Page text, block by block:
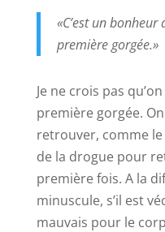
«C’est un
première gorgée.»
Je ne crois pas
première gorgée.
retrouver, comme
de la drogue pour
première fois. A la
minuscule, s’il est
mauvais pour le